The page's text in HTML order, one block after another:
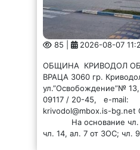
85 | 2026-08-07
ОБЩИНА КРИВОДОЛ
ВРАЦА 3060 гр.
ул.”Освобождение”№
09117 / 20-45, e-mail:
krivodol@mbox.is-
На основание чл.
чл. 14, ал. 7 от ЗОС; чл.